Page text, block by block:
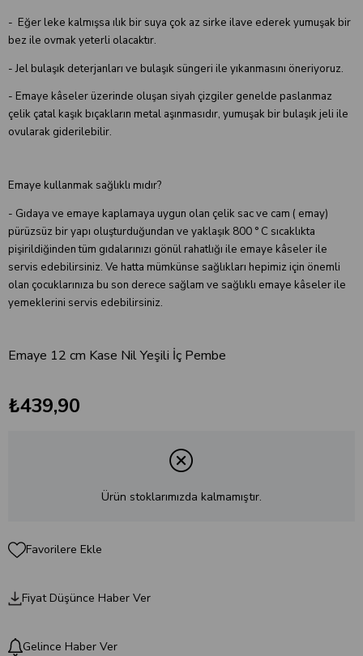
- Eğer leke kalmışsa ılık bir suya çok az sirke ilave ederek yumuşak bir
bez ile ovmak yeterli olacaktır.
- Jel bulaşık deterjanları ve bulaşık süngeri ile yıkanmasını öneriyoruz.
- Emaye kâseler üzerinde oluşan siyah çizgiler genelde paslanmaz
çelik çatal kaşık bıçakların metal aşınmasıdır, yumuşak bir bulaşık jeli ile
ovularak giderilebilir.
Emaye kullanmak sağlıklı mıdır?
- Gıdaya ve emaye kaplamaya uygun olan çelik sac ve cam ( emay)
pürüzsüz bir yapı oluşturduğundan ve yaklaşık 800 ° C sıcaklıkta
pişirildiğinden tüm gıdalarınızı gönül rahatlığı ile emaye kâseler ile
servis edebilirsiniz. Ve hatta mümkünse sağlıkları hepimiz için önemli
olan çocuklarınıza bu son derece sağlam ve sağlıklı emaye kâseler ile
yemeklerini servis edebilirsiniz.
Emaye 12 cm Kase Nil Yeşili İç Pembe
₺439,90
Ürün stoklarımızda kalmamıştır.
Favorilere Ekle
Fiyat Düşünce Haber Ver
Gelince Haber Ver